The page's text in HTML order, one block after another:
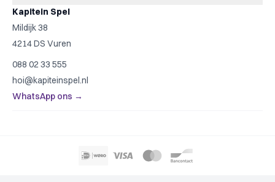
Top 10
Spelregels
Contact
Kapitein Spel
Mildijk 38
4214 DS Vuren
088 02 33 555
hoi@kapiteinspel.nl
WhatsApp ons →